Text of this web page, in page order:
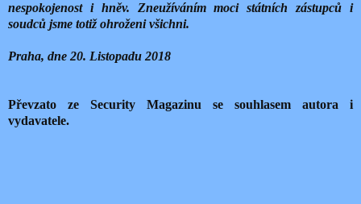
nespokojenost i hněv. Zneužíváním moci státních zástupců i
soudců jsme totiž ohroženi všichni.
Praha, dne 20. Listopadu 2018
Převzato ze Security Magazinu se souhlasem autora i
vydavatele.